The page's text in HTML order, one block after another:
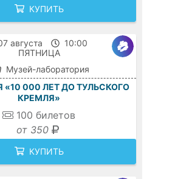
КУПИТЬ
августа
10:00
ПЯТНИЦА
Музей-лаборатория
«10 000 ЛЕТ ДО ТУЛЬСКОГО
КРЕМЛЯ»
100 билетов
от 350
КУПИТЬ